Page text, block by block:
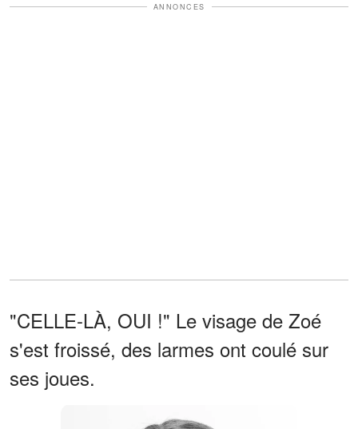
ANNONCES
"CELLE-LÀ, OUI !" Le visage de Zoé
s'est froissé, des larmes ont coulé sur
ses joues.